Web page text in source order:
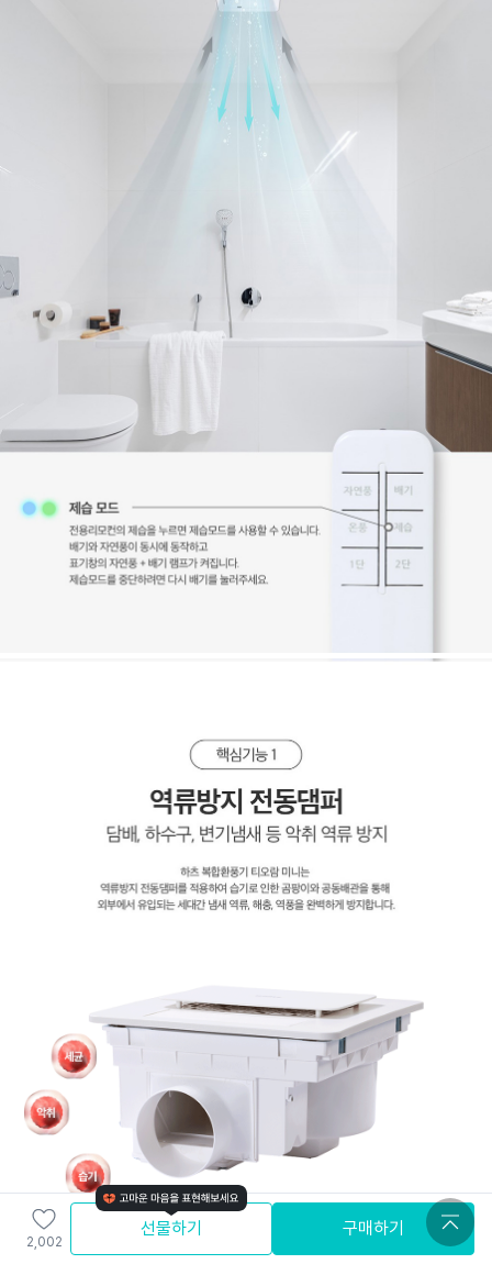
2,002
선물하기 구매하기